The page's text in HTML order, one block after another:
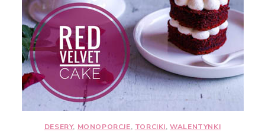
DESERY, MONOPORCJE, TORCIKI,WALENTYNKI
podczas
twojego
przejścia na nią.
Jeśli odrzucisz
te pliki cookie,
niektóre funkcje
znikną ze strony
internetowej.